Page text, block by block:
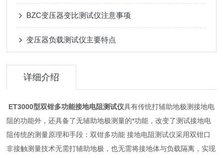
BZC变压器变比测试仪注意事项
变压器负载测试仪主要特点
详细介绍
ET3000型双钳多功能接地电阻测试仪具有传统打辅助地极测接地电
阻的功能外，还具备了无辅助地极测量的*功能，改变了测试接地电
阻传统的测量原理和手段：双钳多功能 接地电阻测试仪采用双钳口
非接触测量技术无需打辅助地极，也无需将接地体与负载隔离，实现